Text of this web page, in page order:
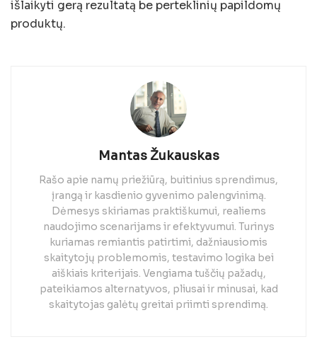
išlaikyti gerą rezultatą be perteklinių papildomų
produktų.
Mantas Žukauskas
Rašo apie namų priežiūrą, buitinius sprendimus,
įrangą ir kasdienio gyvenimo palengvinimą.
Dėmesys skiriamas praktiškumui, realiems
naudojimo scenarijams ir efektyvumui. Turinys
kuriamas remiantis patirtimi, dažniausiomis
skaitytojų problemomis, testavimo logika bei
aiškiais kriterijais. Vengiama tuščių pažadų,
pateikiamos alternatyvos, pliusai ir minusai, kad
skaitytojas galėtų greitai priimti sprendimą.